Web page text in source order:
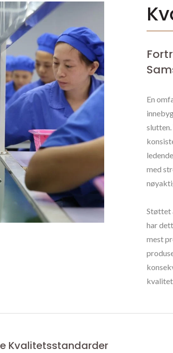
En
med
Støttet
har
mest
Kvalitetsstandarder